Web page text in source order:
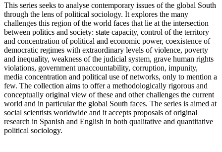
This series seeks to analyse contemporary issues of the global South
through the lens of political sociology. It explores the many
challenges this region of the world faces that lie at the intersection
between politics and society: state capacity, control of the territory
and concentration of political and economic power, coexistence of
democratic regimes with extraordinary levels of violence, poverty
and inequality, weakness of the judicial system, grave human rights
violations, government unaccountability, corruption, impunity,
media concentration and political use of networks, only to mention a
few. The collection aims to offer a methodologically rigorous and
conceptually original view of these and other challenges the current
world and in particular the global South faces. The series is aimed at
social scientists worldwide and it accepts proposals of original
research in Spanish and English in both qualitative and quantitative
political sociology.